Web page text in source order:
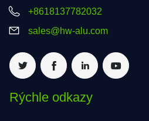
+8618137782032
sales@hw-alu.com
Rýchle odkazy